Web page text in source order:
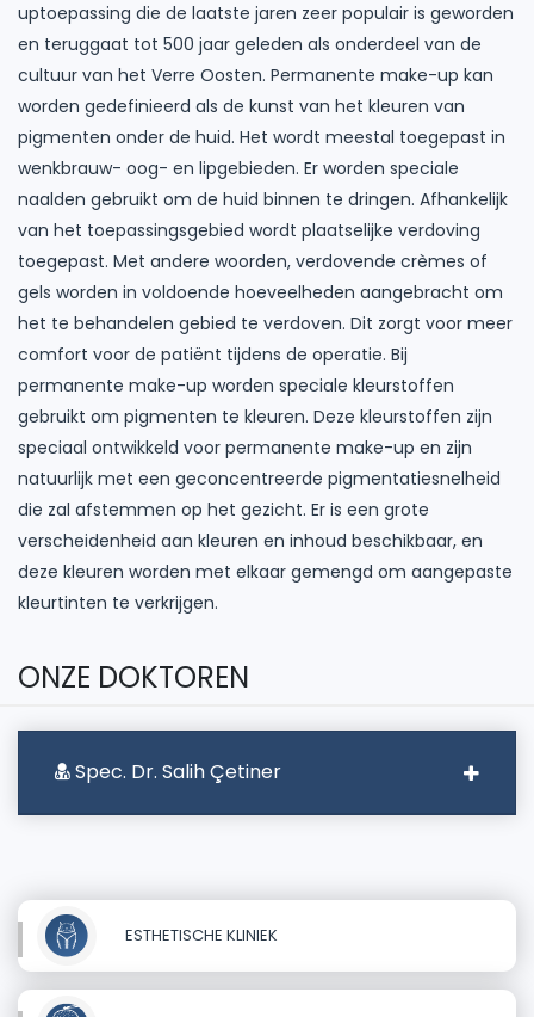
uptoepassing die de laatste jaren zeer populair is geworden
en teruggaat tot 500 jaar geleden als onderdeel van de
cultuur van het Verre Oosten. Permanente make-up kan
worden gedefinieerd als de kunst van het kleuren van
pigmenten onder de huid. Het wordt meestal toegepast in
wenkbrauw- oog- en lipgebieden. Er worden speciale
naalden gebruikt om de huid binnen te dringen. Afhankelijk
van het toepassingsgebied wordt plaatselijke verdoving
toegepast. Met andere woorden, verdovende crèmes of
gels worden in voldoende hoeveelheden aangebracht om
het te behandelen gebied te verdoven. Dit zorgt voor meer
comfort voor de patiënt tijdens de operatie. Bij
permanente make-up worden speciale kleurstoffen
gebruikt om pigmenten te kleuren. Deze kleurstoffen zijn
speciaal ontwikkeld voor permanente make-up en zijn
natuurlijk met een geconcentreerde pigmentatiesnelheid
die zal afstemmen op het gezicht. Er is een grote
verscheidenheid aan kleuren en inhoud beschikbaar, en
deze kleuren worden met elkaar gemengd om aangepaste
kleurtinten te verkrijgen.
ONZE DOKTOREN
Spec. Dr. Salih Çetiner
ESTHETISCHE KLINIEK